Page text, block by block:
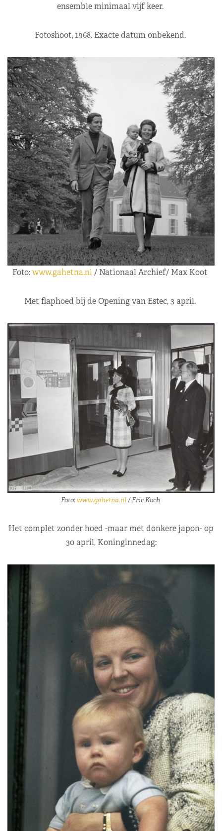
ensemble minimaal vijf keer.
Fotoshoot, 1968. Exacte datum onbekend.
Foto:www.gahetna.nl/ Nationaal Archief/ Max Koot
Met flaphoed bij de Opening van Estec, 3 april.
Foto:www.gahetna.nl/ Eric Koch
Het complet zonder hoed -maar met donkere japon- op
30 april, Koninginnedag: